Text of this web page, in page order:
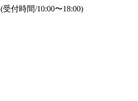
(受付時間/10:00〜18:00)